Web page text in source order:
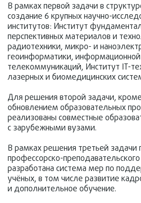
В рамках первой задачи в
создание 6 крупных научно-
институтов: Институт
перспективных материалов и
радиотехники, микро- и
геоинформатики, информационной
телекоммуникаций, Институт IT-
лазерных и биомедицинских
Для решения второй задачи,
обновлением образовательных
реализованы совместные
с зарубежными вузами.
В рамках решения третьей
профессорско-
разработана система мер по
учёных, в том числе развитие
и дополнительное обучение.